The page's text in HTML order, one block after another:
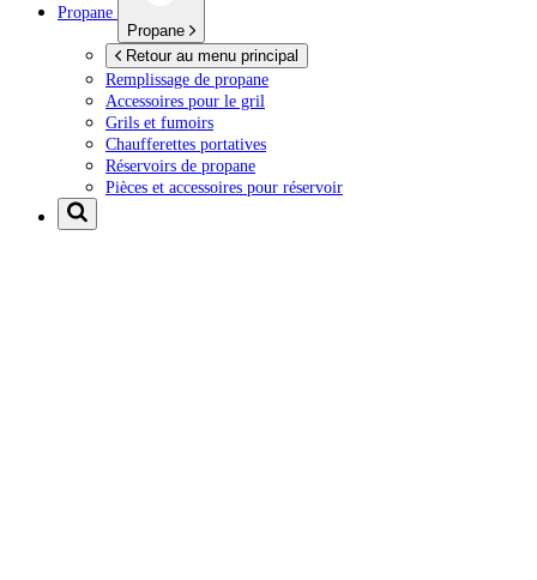
Propane
Propane
Retour au menu principal
Remplissage de propane
Accessoires pour le gril
Grils et fumoirs
Chaufferettes portatives
Réservoirs de propane
Pièces et accessoires pour réservoir